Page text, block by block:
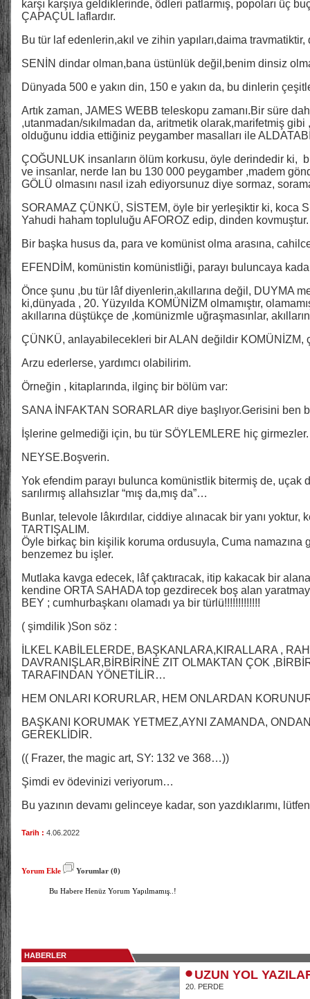
karşı karşıya geldiklerinde, ödleri patlarmış, popoları üç
ÇAPAÇUL laflardır.
Bu tür laf edenlerin,akıl ve zihin yapıları,daima travmatiktir,
SENİN dindar olman,bana üstünlük değil,benim dinsiz
Dünyada 500 e yakın din, 150 e yakın da, bu dinlerin
Artık zaman, JAMES WEBB teleskopu zamanı.Bir süre
,utanmadan/sıkılmadan da, aritmetik olarak,marifetmiş
olduğunu iddia ettiğiniz peygamber masalları ile
ÇOĞUNLUK insanların ölüm korkusu, öyle derindedir ki,
ve insanlar, nerde lan bu 130 000 peygamber ,madem
GÖLÜ olmasını nasıl izah ediyorsunuz diye sormaz,
SORAMAZ ÇÜNKÜ, SİSTEM, öyle bir yerleşiktir ki, koca
Yahudi haham topluluğu AFOROZ edip, dinden kovmuştur.
Bir başka husus da, para ve komünist olma arasına,
EFENDİM, komünistin komünistliği, parayı buluncaya
Önce şunu ,bu tür lâf diyenlerin,akıllarına değil, DUYMA
ki,dünyada , 20. Yüzyılda KOMÜNİZM olmamıştır,
akıllarına düştükçe de ,komünizmle uğraşmasınlar,
ÇÜNKÜ, anlayabilecekleri bir ALAN değildir KOMÜNİZM,
Arzu ederlerse, yardımcı olabilirim.
Örneğin , kitaplarında, ilginç bir bölüm var:
SANA İNFAKTAN SORARLAR diye başlıyor.Gerisini ben
İşlerine gelmediği için, bu tür SÖYLEMLERE hiç girmezler.
NEYSE.Boşverin.
Yok efendim parayı bulunca komünistlik bitermiş de, uçak
sarılırmış allahsızlar “mış da,mış da”…
Bunlar, televole lâkırdılar, ciddiye alınacak bir yanı
TARTIŞALIM.
Öyle birkaç bin kişilik koruma ordusuyla, Cuma namazına
benzemez bu işler.
Mutlaka kavga edecek, lâf çaktıracak, itip kakacak bir
kendine ORTA SAHADA top gezdirecek boş alan
BEY ; cumhurbaşkanı olamadı ya bir türlü!!!!!!!!!!!!!
( şimdilik )Son söz :
İLKEL KABİLELERDE, BAŞKANLARA,KIRALLARA ,
DAVRANIŞLAR,BİRBİRİNE ZIT OLMAKTAN ÇOK
TARAFINDAN YÖNETİLİR…
HEM ONLARI KORURLAR, HEM ONLARDAN
BAŞKANI KORUMAK YETMEZ,AYNI ZAMANDA,
GEREKLİDİR.
(( Frazer, the magic art, SY: 132 ve 368…))
Şimdi ev ödevinizi veriyorum…
Bu yazının devamı gelinceye kadar, son yazdıklarımı,
Tarih : 4.06.2022
Yorum Ekle Yorumlar (0)
Bu Habere Henüz Yorum Yapılmamış..!
HABERLER
UZUN YOL
20. PERDE